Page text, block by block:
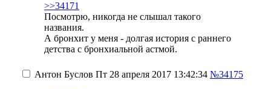
>>34171
Посмотрю, никогда не слышал такого
названия.
А бронхит у меня - долгая история с раннего
детства с бронхиальной астмой.
Антон Буслов Пт 28 апреля 2017 13:42:34 №34175